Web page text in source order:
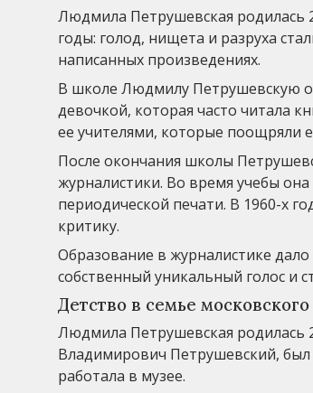
Людмила Петрушевская родилась
годы: голод, нищета и разруха
написанных произведениях.
В школе Людмилу Петрушевскую
девочкой, которая часто читала
ее учителями, которые поощряли
После окончания школы
журналистики. Во время учебы
периодической печати. В 1960-х
критику.
Образование в журналистике
собственный уникальный голос и
Детство в семье
Людмила Петрушевская родилась
Владимирович Петрушевский,
работала в музее.